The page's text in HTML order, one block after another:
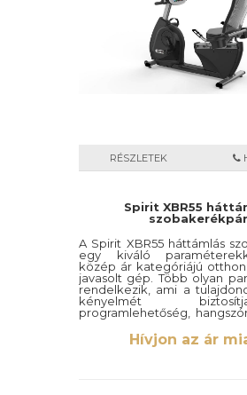
RÉSZLETEK
Spirit XBR55
szobakerékpár
A Spirit XBR55 háttámlás
egy kiváló
közép ár kategóriájú
javasolt gép. Több olyan
rendelkezik, ami a
kényelmét
programlehetőség,
üléstámla, irányító gombok
valamint a vezeték nélküli
mellkas pánt segítségével
Hívjon az ár